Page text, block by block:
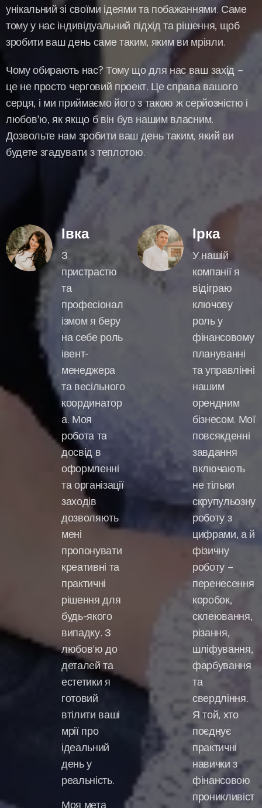
унікальний зі своїми ідеями та побажаннями. Саме
тому у нас індивідуальний підхід та рішення, щоб
зробити ваш день саме таким, яким ви мріяли.
Чому обирають нас? Тому що для нас ваш захід –
це не просто черговий проект. Це справа вашого
серця, і ми приймаємо його з такою ж серйозністю і
любов'ю, як якщо б він був нашим власним.
Дозвольте нам зробити ваш день таким, який ви
будете згадувати з теплотою.
Івка
З
пристрастю
та
професіонал
ізмом я беру
на себе роль
івент-
менеджера
та весільного
координатор
а. Моя
робота та
досвід в
оформленні
та організації
заходів
дозволяють
мені
пропонувати
креативні та
практичні
рішення для
будь-якого
випадку. З
любов'ю до
деталей та
естетики я
готовий
втілити ваші
мрії про
ідеальний
день у
реальність.
Моя мета
Ірка
У нашій
компанії я
відіграю
ключову
роль у
фінансовому
плануванні
та управлінні
нашим
орендним
бізнесом. Мої
повсякденні
завдання
включають
не тільки
скрупульозну
роботу з
цифрами, а й
фізичну
роботу –
перенесення
коробок,
склеювання,
різання,
шліфування,
фарбування
та
свердління.
Я той, хто
поєднує
практичні
навички з
фінансовою
проникливіст